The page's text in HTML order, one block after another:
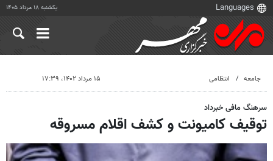
یکشنبه ۱۸ مرداد ۱۴۰۵
جامعه انتظامی ۱۵ مرداد ۱۴۰۲، ۱۷:۳۹
سرهنگ مافی خبرداد
توقیف کامیونت و کشف اقلام مسروقه